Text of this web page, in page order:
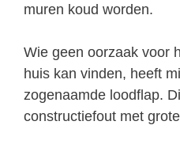
muren koud worden.
Wie geen oorzaak voor
huis kan vinden, heeft
zogenaamde loodflap.
constructiefout met